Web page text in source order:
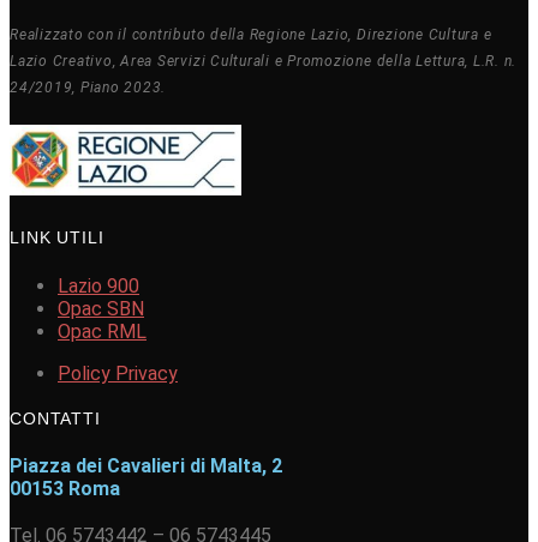
Realizzato con il contributo della Regione Lazio, Direzione Cultura e
Lazio Creativo, Area Servizi Culturali e Promozione della Lettura, L.R. n.
24/2019, Piano 2023.
LINK UTILI
Lazio 900
Opac SBN
Opac RML
Policy Privacy
CONTATTI
Piazza dei Cavalieri di Malta, 2
00153 Roma
Tel. 06 5743442 – 06 5743445